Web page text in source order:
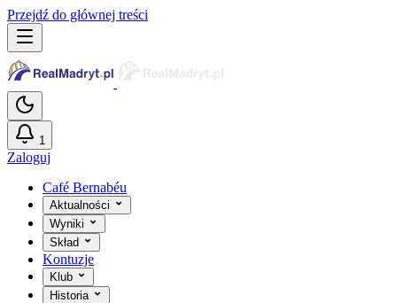
Przejdź do głównej treści
1
Zaloguj
Café Bernabéu
Aktualności
Wyniki
Skład
Kontuzje
Klub
Historia